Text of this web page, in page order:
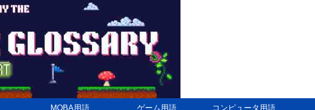
MOBA用語 ゲーム用語 コンピュータ用語